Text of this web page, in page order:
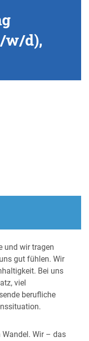
w/d),
und wir tragen
gut fühlen. Wir
Bei uns
viel
berufliche
Wir – das